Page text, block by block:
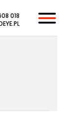
018